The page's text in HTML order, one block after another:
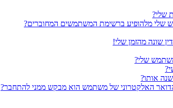
שלי?
שלי מלהופיע ברשימת המשתמשים המחוברים?
שונה מהזמן שלי!
שלי?
אותו?
האלקטרוני של משתמש הוא מבקש ממני להתחבר?